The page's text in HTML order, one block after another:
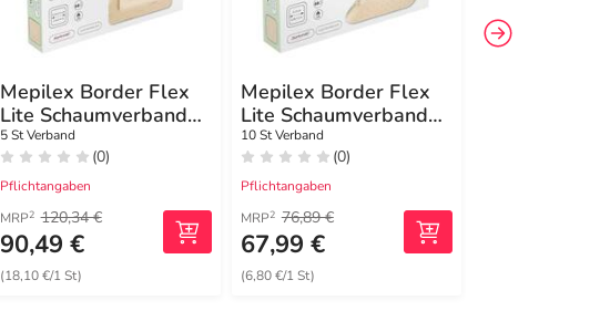
Mepilex Border Flex
Lite Schaumverband
10x10 cm
5 St Verband
(0)
Pflichtangaben
MRP2 120,34 €
90,49 €
(18,10 €/1 St)
Mepilex Border Flex
Lite Schaumverband
4x5 cm
10 St Verband
(0)
Pflichtangaben
MRP2 76,89 €
67,99 €
(6,80 €/1 St)